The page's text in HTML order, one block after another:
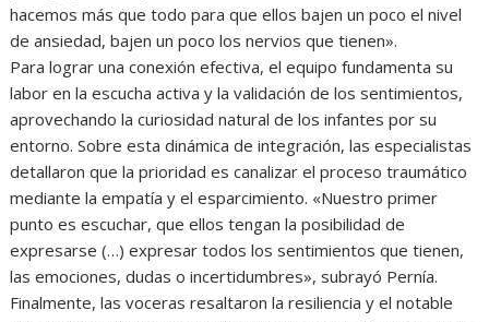
hacemos más que todo para que ellos bajen un poco el nivel
de ansiedad, bajen un poco los nervios que tienen».
Para lograr una conexión efectiva, el equipo fundamenta su
labor en la escucha activa y la validación de los sentimientos,
aprovechando la curiosidad natural de los infantes por su
entorno. Sobre esta dinámica de integración, las especialistas
detallaron que la prioridad es canalizar el proceso traumático
mediante la empatía y el esparcimiento. «Nuestro primer
punto es escuchar, que ellos tengan la posibilidad de
expresarse (…) expresar todos los sentimientos que tienen,
las emociones, dudas o incertidumbres», subrayó Pernía.
Finalmente, las voceras resaltaron la resiliencia y el notable